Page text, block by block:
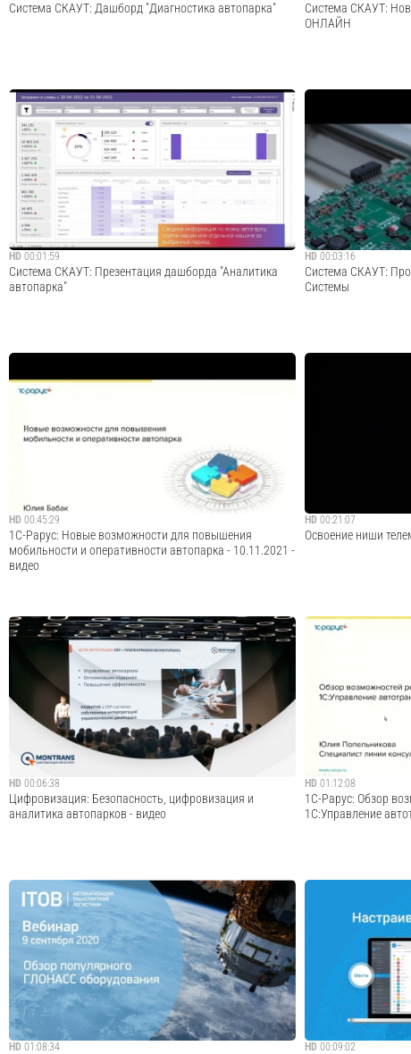
Система СКАУТ: Дашборд "Диагностика автопарка"
Дашборд отображает данные о неисправностях в виде
инфографики и позволяет оперативно увидеть
информацию о задержке времени работы терминала,
аномальных событиях с топливом и зажиганием.
(Дашборд "Диагностика автопарка")
Cмотреть видео
Система СКАУТ:
ОНЛАЙН
Сегодня вышло в
обеспечения СКАУТ
ОНЛАЙН, который
СКАУТ-Студии и
масштабную работу:
существующие, в
HD 00:01:59
Система СКАУТ: Презентация дашборда "Аналитика
автопарка"
Презентация дашборда "Аналитика автопарка"
HD 00:03:16
Система СКАУТ:
Системы
СКАУТ |
оборудование и
мониторинга
датчики уровня
производится в
HD 00:45:29
1С-Рарус: Новые возможности для повышения
мобильности и оперативности автопарка - 10.11.2021 -
видео
Запись вебинара от 10 ноября 2021 года на тему "Новые
возможности для повышения мобильности и
оперативности автопарка". Тайминг вебинара: 1:01 -
Работа с блоком «Мониторинг» в программе «Основные
настройки». 10:08 - Загрузка данных из...
Cмотреть видео
HD 00:21:07
Освоение ниши
работы со
мониторинга ДГУ/
Примеры
HD 00:06:38
Цифровизация: Безопасность, цифровизация и
аналитика автопарков - видео
На партнерской конференции MONTRANS эксперты
рассказали, как сделать автопарки прибыльными, а
перевозки безопасными. В офисе MONTRANS собрались
партнеры и клиенты компании, а также журналисты
ведущих изданий транспортной тематики. Эксперт...
Cмотреть видео
HD 01:12:08
1С-Рарус: Обзор
1С:Управление
Запись серии
«1С:Предприятие 8.
тему "Обзор
1С:Управление
2021 года.
HD 01:08:34 HD 00:09:02